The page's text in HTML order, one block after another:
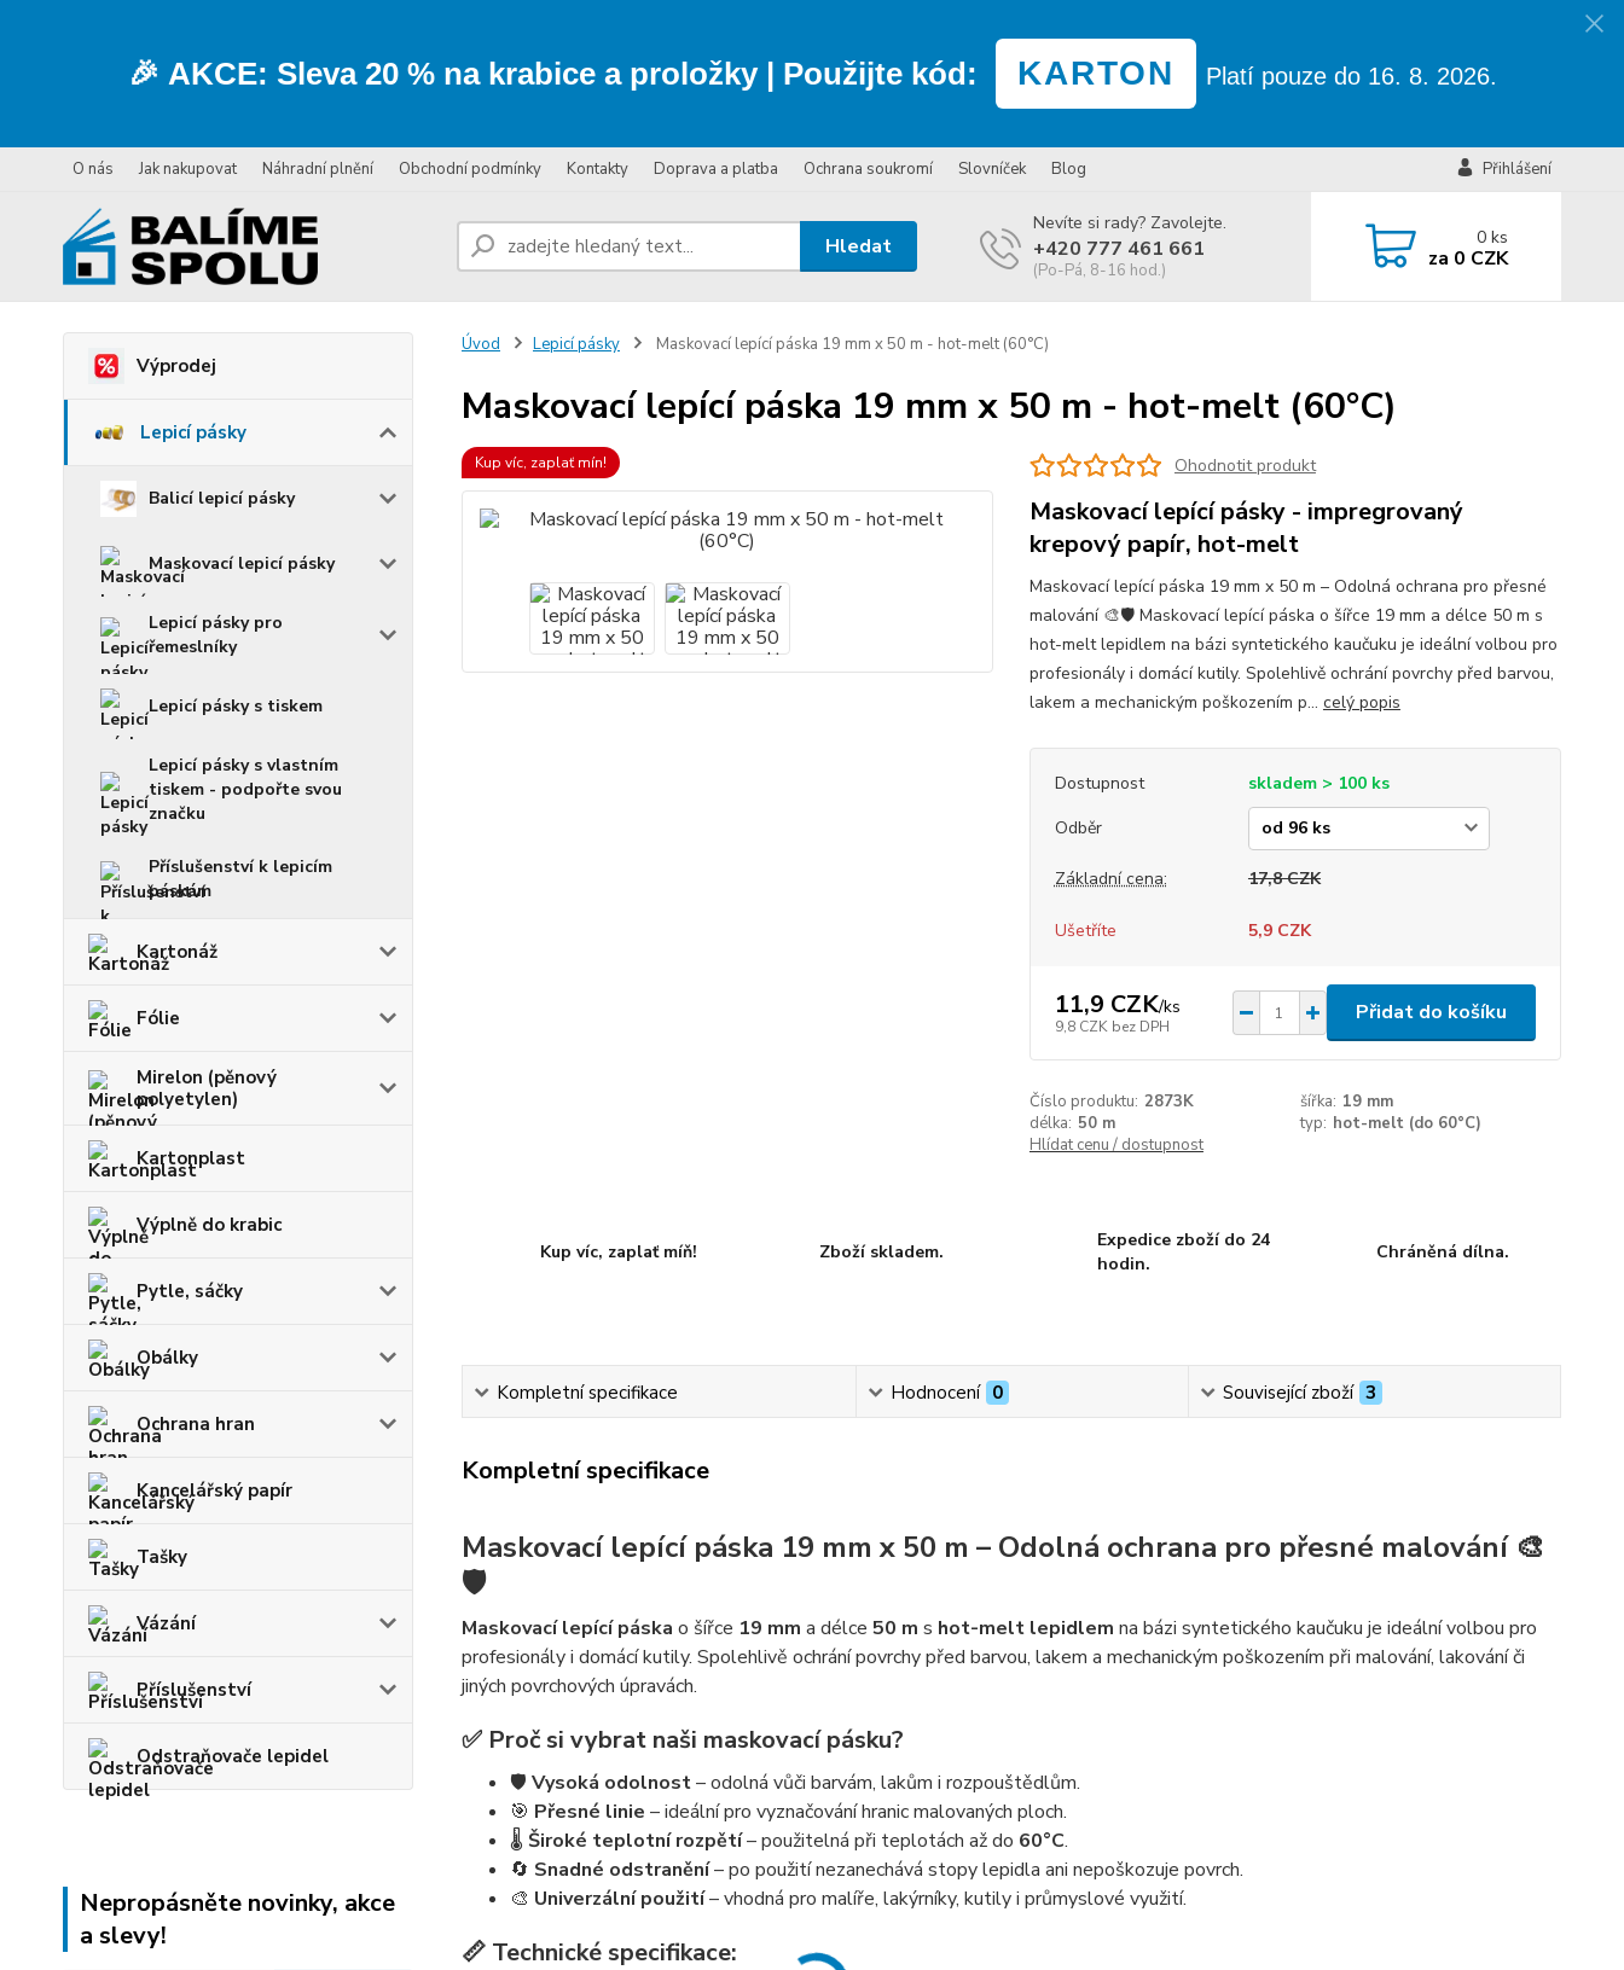
🎉 AKCE: Sleva 20 % na krabice a proložky| Použijte kód: KARTON Platí pouze do 16. 8. 2026.
O nás Jak nakupovat Náhradní plnění Obchodní podmínky Kontakty Doprava a platba Ochrana soukromí Slovníček Blog Přihlášení
Hledat
Nevíte si rady? Zavolejte.
+420 777 461 661
(Po-Pá, 8-16 hod.)
0 ks
za 0 CZK
Výprodej
Lepicí pásky
Balicí lepicí pásky
Maskovací lepicí pásky
Lepicí pásky pro
řemeslníky
Lepicí pásky s tiskem
Lepicí pásky s vlastním
tiskem - podpořte svou
značku
Příslušenství k lepicím
páskám
Kartonáž
Fólie
Mirelon (pěnový
polyetylen)
Kartonplast
Výplně do krabic
Pytle, sáčky
Obálky
Ochrana hran
Kancelářský papír
Tašky
Vázání
Příslušenství
Odstraňovače lepidel
Nepropásněte novinky, akce
a slevy!
Úvod Lepicí pásky Maskovací lepící páska 19 mm x 50 m - hot-melt (60°C)
Maskovací lepící páska 19 mm x 50 m - hot-melt (60°C)
Kup víc, zaplať mín! Ohodnotit produkt
Maskovací lepící pásky - impregrovaný
krepový papír, hot-melt
Maskovací lepící páska 19 mm x 50 m – Odolná ochrana pro přesné
malování 🎨🛡️ Maskovací lepící páska o šířce 19 mm a délce 50 m s
hot-melt lepidlem na bázi syntetického kaučuku je ideální volbou pro
profesionály i domácí kutily. Spolehlivě ochrání povrchy před barvou,
lakem a mechanickým poškozením p... celý popis
Dostupnost
skladem > 100 ks
Odběr
Základní cena: 17,8 CZK
Ušetříte 5,9 CZK
11,9 CZK/ks
9,8 CZK bez DPH
Přidat do košíku
Číslo produktu: 2873K šířka: 19 mm
délka: 50 m typ: hot-melt (do 60°C)
Hlídat cenu / dostupnost
Kup víc, zaplať míň! Zboží skladem.
Expedice zboží do 24
hodin.
Chráněná dílna.
Kompletní specifikace Hodnocení 0 Související zboží 3
Kompletní specifikace
Maskovací lepící páska 19 mm x 50 m – Odolná ochrana pro přesné malování 🎨
🛡️
Maskovací lepící páska o šířce 19 mm a délce 50 m s hot-melt lepidlem na bázi syntetického kaučuku je ideální volbou pro
profesionály i domácí kutily. Spolehlivě ochrání povrchy před barvou, lakem a mechanickým poškozením při malování, lakování či
jiných povrchových úpravách.
✅ Proč si vybrat naši maskovací pásku?
🛡️ Vysoká odolnost– odolná vůči barvám, lakům i rozpouštědlům.
🎯 Přesné linie – ideální pro vyznačování hranic malovaných ploch.
🌡️ Široké teplotní rozpětí– použitelná při teplotách až do 60°C.
🔄 Snadné odstranění– po použití nezanechává stopy lepidla ani nepoškozuje povrch.
🎨 Univerzální použití– vhodná pro malíře, lakýrníky, kutily i průmyslové využití.
📏 Technické specifikace: